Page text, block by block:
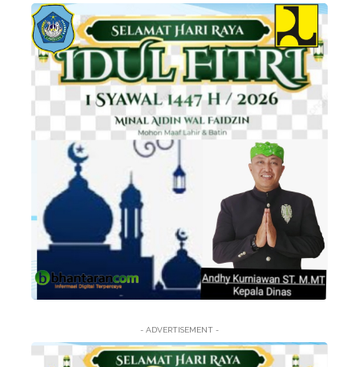
- ADVERTISEMENT -